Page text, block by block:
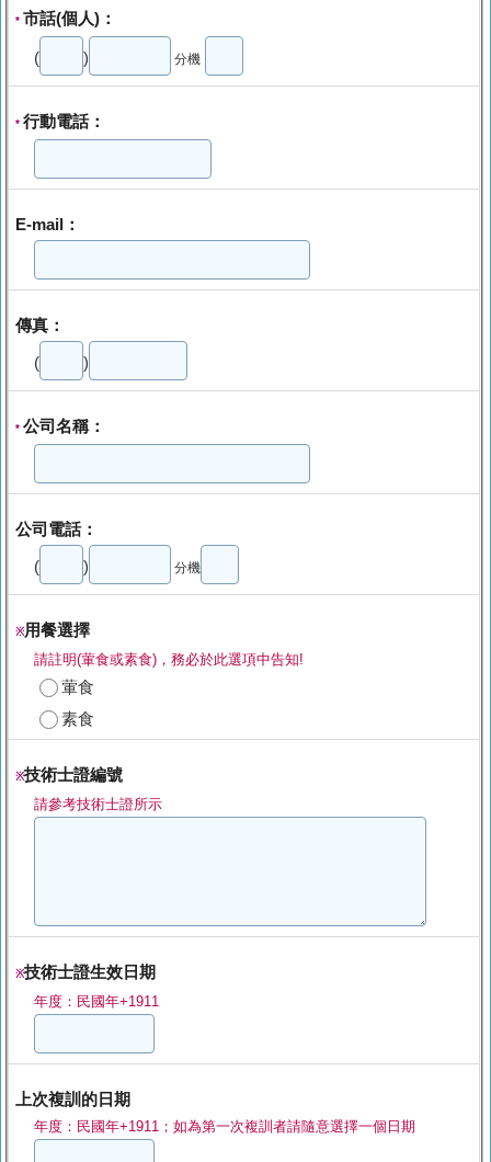
* 市話(個人)：
( ) 分機
* 行動電話：
E-mail：
傳真：
( )
* 公司名稱：
公司電話：
( ) 分機
※用餐選擇
請註明(葷食或素食)，務必於此選項中告知!
葷食
素食
※技術士證編號
請參考技術士證所示
※技術士證生效日期
年度：民國年+1911
上次複訓的日期
年度：民國年+1911；如為第一次複訓者請隨意選擇一個日期